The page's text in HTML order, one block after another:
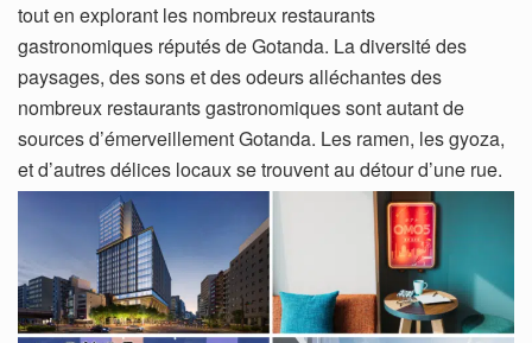
tout en explorant les nombreux restaurants
gastronomiques réputés de Gotanda. La diversité des
paysages, des sons et des odeurs alléchantes des
nombreux restaurants gastronomiques sont autant de
sources d’émerveillement Gotanda. Les ramen, les gyoza,
et d’autres délices locaux se trouvent au détour d’une rue.